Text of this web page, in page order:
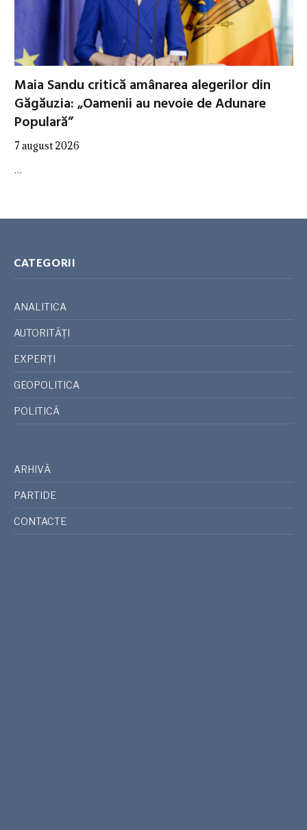
Maia Sandu critică amânarea alegerilor din
Găgăuzia: „Oamenii au nevoie de Adunare
Populară”
7 august 2026
…
CATEGORII
ANALITICA
AUTORITĂȚI
EXPERȚI
GEOPOLITICA
POLITICĂ
ARHIVĂ
PARTIDE
CONTACTE